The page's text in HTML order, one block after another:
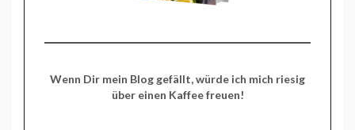
Wenn Dir mein Blog gefällt, würde ich mich riesig
über einen Kaffee freuen!